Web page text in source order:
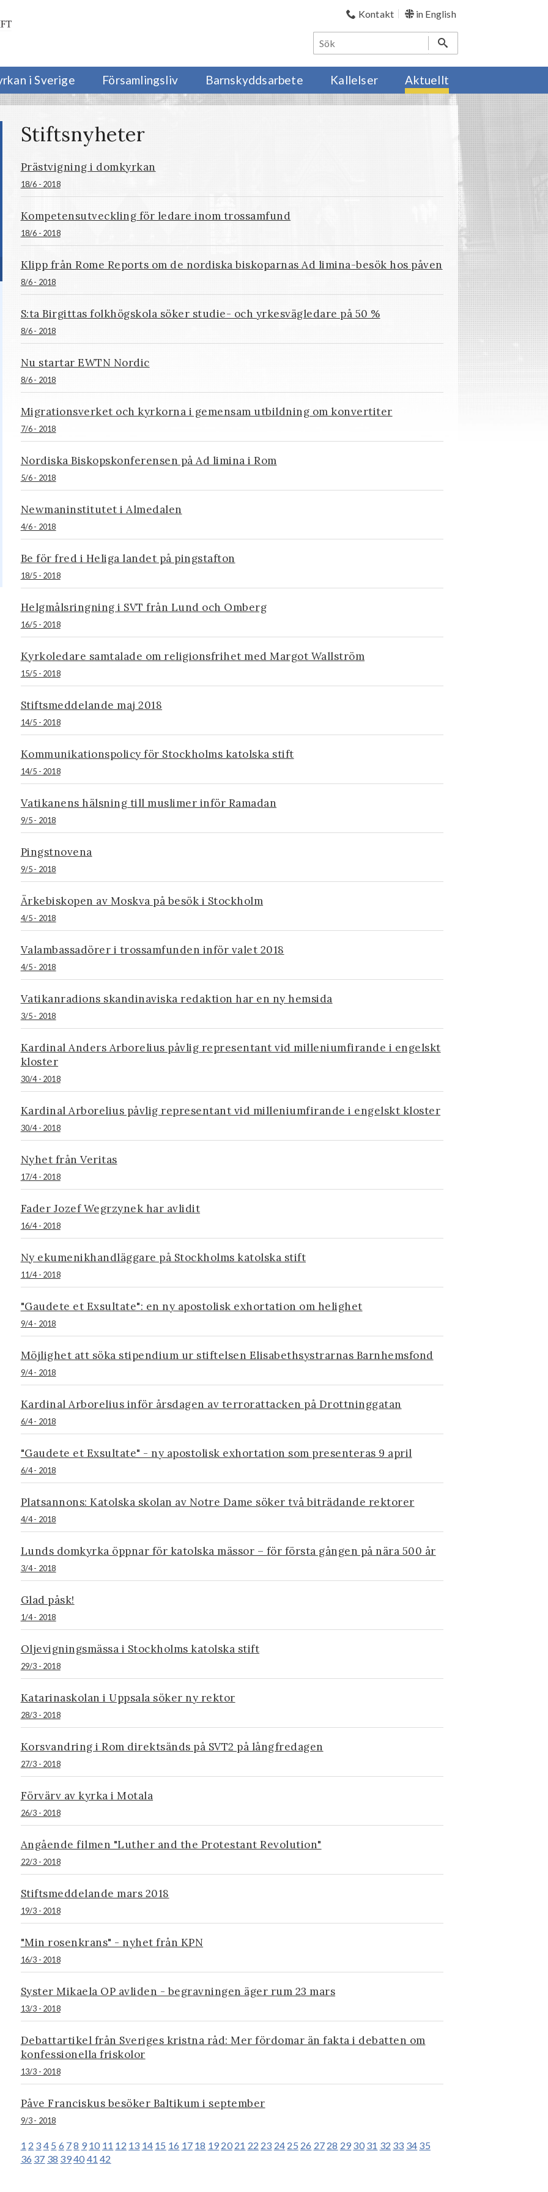
Kontakt in English
i Sverige Församlingsliv Barnskyddsarbete Kallelser Aktuellt
Stiftsnyheter
Prästvigning i domkyrkan
18/6 - 2018
Kompetensutveckling för ledare inom trossamfund
18/6 - 2018
Klipp från Rome Reports om de nordiska biskoparnas Ad limina-besök hos påven
8/6 - 2018
S:ta Birgittas folkhögskola söker studie- och yrkesvägledare på 50 %
8/6 - 2018
Nu startar EWTN Nordic
8/6 - 2018
Migrationsverket och kyrkorna i gemensam utbildning om konvertiter
7/6 - 2018
Nordiska Biskopskonferensen på Ad limina i Rom
5/6 - 2018
Newmaninstitutet i Almedalen
4/6 - 2018
Be för fred i Heliga landet på pingstafton
18/5 - 2018
Helgmålsringning i SVT från Lund och Omberg
16/5 - 2018
Kyrkoledare samtalade om religionsfrihet med Margot Wallström
15/5 - 2018
Stiftsmeddelande maj 2018
14/5 - 2018
Kommunikationspolicy för Stockholms katolska stift
14/5 - 2018
Vatikanens hälsning till muslimer inför Ramadan
9/5 - 2018
Pingstnovena
9/5 - 2018
Ärkebiskopen av Moskva på besök i Stockholm
4/5 - 2018
Valambassadörer i trossamfunden inför valet 2018
4/5 - 2018
Vatikanradions skandinaviska redaktion har en ny hemsida
3/5 - 2018
Kardinal Anders Arborelius påvlig representant vid milleniumfirande i engelskt
kloster
30/4 - 2018
Kardinal Arborelius påvlig representant vid milleniumfirande i engelskt kloster
30/4 - 2018
Nyhet från Veritas
17/4 - 2018
Fader Jozef Wegrzynek har avlidit
16/4 - 2018
Ny ekumenikhandläggare på Stockholms katolska stift
11/4 - 2018
"Gaudete et Exsultate": en ny apostolisk exhortation om helighet
9/4 - 2018
Möjlighet att söka stipendium ur stiftelsen Elisabethsystrarnas Barnhemsfond
9/4 - 2018
Kardinal Arborelius inför årsdagen av terrorattacken på Drottninggatan
6/4 - 2018
"Gaudete et Exsultate" - ny apostolisk exhortation som presenteras 9 april
6/4 - 2018
Platsannons: Katolska skolan av Notre Dame söker två biträdande rektorer
4/4 - 2018
Lunds domkyrka öppnar för katolska mässor – för första gången på nära 500 år
3/4 - 2018
Glad påsk!
1/4 - 2018
Oljevigningsmässa i Stockholms katolska stift
29/3 - 2018
Katarinaskolan i Uppsala söker ny rektor
28/3 - 2018
Korsvandring i Rom direktsänds på SVT2 på långfredagen
27/3 - 2018
Förvärv av kyrka i Motala
26/3 - 2018
Angående filmen "Luther and the Protestant Revolution"
22/3 - 2018
Stiftsmeddelande mars 2018
19/3 - 2018
"Min rosenkrans" - nyhet från KPN
16/3 - 2018
Syster Mikaela OP avliden - begravningen äger rum 23 mars
13/3 - 2018
Debattartikel från Sveriges kristna råd: Mer fördomar än fakta i debatten om
konfessionella friskolor
13/3 - 2018
Påve Franciskus besöker Baltikum i september
9/3 - 2018
1 2 3 4 5 6 78 9 10 11 12 13 14 15 16 17 18 19 20 21 22 23 24 25 26 27 28 29 30 31 32 33 34 35
36 37 38 3940 41 42